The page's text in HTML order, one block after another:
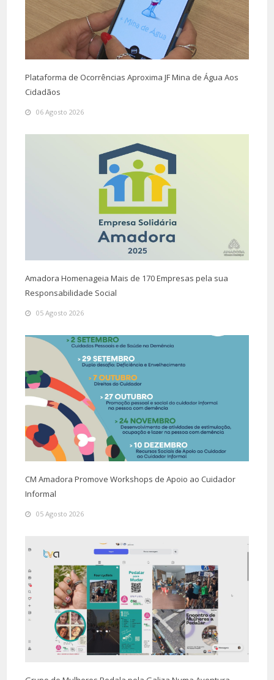
Plataforma de Ocorrências Aproxima JF Mina de Água Aos
Cidadãos
06 Agosto 2026
Amadora Homenageia Mais de 170 Empresas pela sua
Responsabilidade Social
05 Agosto 2026
CM Amadora Promove Workshops de Apoio ao Cuidador
Informal
05 Agosto 2026